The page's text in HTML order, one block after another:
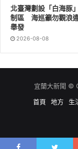
北臺灣劃設「白海豚
制區 海巡籲勿觀浪
舉發
2026-08-08
宜蘭大新聞 ©
首頁
地方 生